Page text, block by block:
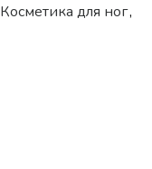
Косметика для ног,